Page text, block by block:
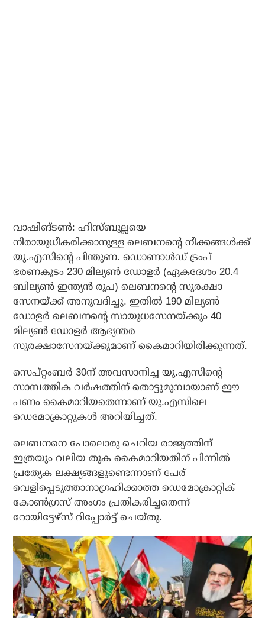
വാഷിങ്ടണ്‍: ഹിസ്ബുല്ലയെ
നിരായുധീകരിക്കാനുള്ള ലെബനന്റെ നീക്കങ്ങള്‍ക്ക്
യു.എസിന്റെ പിന്തുണ. ഡൊണാള്‍ഡ് ട്രംപ്
ഭരണകൂടം 230 മില്യണ്‍ ഡോളര്‍ (ഏകദേശം 20.4
ബില്യണ്‍ ഇന്ത്യന്‍ രൂപ) ലെബനന്റെ സുരക്ഷാ
സേനയ്ക്ക് അനുവദിച്ചു. ഇതില്‍ 190 മില്യണ്‍
ഡോളര്‍ ലെബനന്റെ സായുധസേനയ്ക്കും 40
മില്യണ്‍ ഡോളര്‍ ആഭ്യന്തര
സുരക്ഷാസേനയ്ക്കുമാണ് കൈമാറിയിരിക്കുന്നത്.
സെപ്റ്റംബര്‍ 30ന് അവസാനിച്ച യു.എസിന്റെ
സാമ്പത്തിക വര്‍ഷത്തിന് തൊട്ടുമുമ്പായാണ് ഈ
പണം കൈമാറിയതെന്നാണ് യു.എസിലെ
ഡെമോക്രാറ്റുകള്‍ അറിയിച്ചത്.
ലെബനനെ പോലൊരു ചെറിയ രാജ്യത്തിന്
ഇത്രയും വലിയ തുക കൈമാറിയതിന് പിന്നില്‍
പ്രത്യേക ലക്ഷ്യങ്ങളുണ്ടെന്നാണ് പേര്
വെളിപ്പെടുത്താനാഗ്രഹിക്കാത്ത ഡെമോക്രാറ്റിക്
കോണ്‍ഗ്രസ് അംഗം പ്രതികരിച്ചതെന്ന്
റോയിട്ടേഴ്‌സ് റിപ്പോര്‍ട്ട് ചെയ്തു.